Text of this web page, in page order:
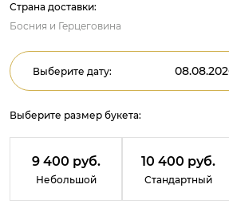
Страна доставки:
Босния и Герцеговина
Выберите дату:
Выберите размер букета:
9 400 руб.
Небольшой
10 400 руб.
Стандартный